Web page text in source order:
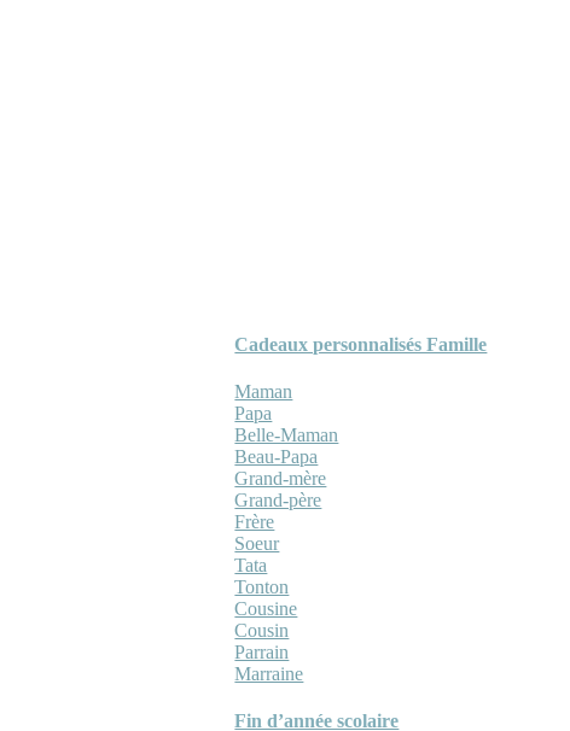
Cadeaux personnalisés Famille
Maman
Papa
Belle-Maman
Beau-Papa
Grand-mère
Grand-père
Frère
Soeur
Tata
Tonton
Cousine
Cousin
Parrain
Marraine
Fin d’année scolaire